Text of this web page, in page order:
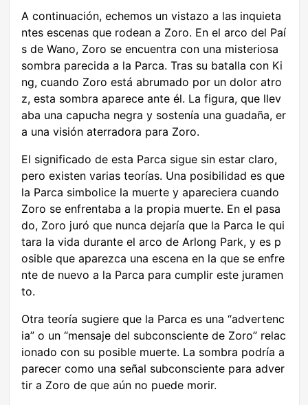
A continuación, echemos un vistazo a las inquieta
ntes escenas que rodean a Zoro. En el arco del Paí
s de Wano, Zoro se encuentra con una misteriosa
sombra parecida a la Parca. Tras su batalla con Ki
ng, cuando Zoro está abrumado por un dolor atro
z, esta sombra aparece ante él. La figura, que llev
aba una capucha negra y sostenía una guadaña, er
a una visión aterradora para Zoro.
El significado de esta Parca sigue sin estar claro,
pero existen varias teorías. Una posibilidad es que
la Parca simbolice la muerte y apareciera cuando
Zoro se enfrentaba a la propia muerte. En el pasa
do, Zoro juró que nunca dejaría que la Parca le qui
tara la vida durante el arco de Arlong Park, y es p
osible que aparezca una escena en la que se enfre
nte de nuevo a la Parca para cumplir este juramen
to.
Otra teoría sugiere que la Parca es una “advertenc
ia” o un “mensaje del subconsciente de Zoro” relac
ionado con su posible muerte. La sombra podría a
parecer como una señal subconsciente para adver
tir a Zoro de que aún no puede morir.